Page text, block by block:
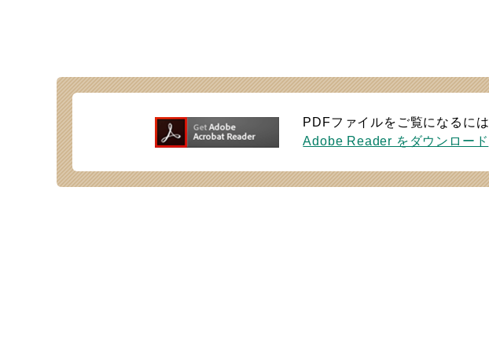
PDFファイルをご覧になるに
Adobe Reader をダウンロード